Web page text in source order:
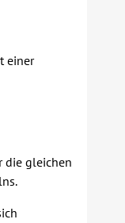
einer
die gleichen